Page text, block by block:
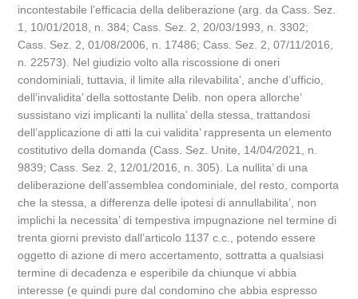
incontestabile l’efficacia della deliberazione (arg. da Cass. Sez.
1, 10/01/2018, n. 384; Cass. Sez. 2, 20/03/1993, n. 3302;
Cass. Sez. 2, 01/08/2006, n. 17486; Cass. Sez. 2, 07/11/2016,
n. 22573). Nel giudizio volto alla riscossione di oneri
condominiali, tuttavia, il limite alla rilevabilita’, anche d’ufficio,
dell’invalidita’ della sottostante Delib. non opera allorche’
sussistano vizi implicanti la nullita’ della stessa, trattandosi
dell’applicazione di atti la cui validita’ rappresenta un elemento
costitutivo della domanda (Cass. Sez. Unite, 14/04/2021, n.
9839; Cass. Sez. 2, 12/01/2016, n. 305). La nullita’ di una
deliberazione dell’assemblea condominiale, del resto, comporta
che la stessa, a differenza delle ipotesi di annullabilita’, non
implichi la necessita’ di tempestiva impugnazione nel termine di
trenta giorni previsto dall’articolo 1137 c.c., potendo essere
oggetto di azione di mero accertamento, sottratta a qualsiasi
termine di decadenza e esperibile da chiunque vi abbia
interesse (e quindi pure dal condomino che abbia espresso